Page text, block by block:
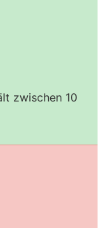
zwischen 10